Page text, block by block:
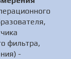
фильтра,
-